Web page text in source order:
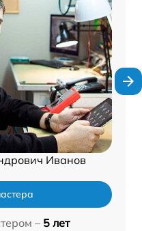
Иванов
– 5 лет